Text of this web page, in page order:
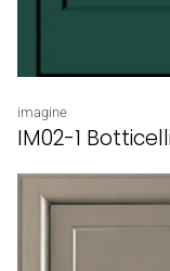
Proveedor:
imagine
IM02-1